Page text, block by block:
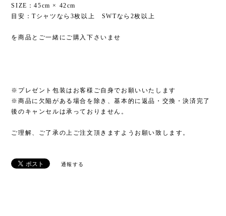
SIZE：45cm × 42cm
目安：Tシャツなら3枚以上 SWTなら2枚以上
を商品とご一緒にご購入下さいませ
※プレゼント包装はお客様ご自身でお願いいたします
※商品に欠陥がある場合を除き、基本的に返品・交換・決済完了
後のキャンセルは承っておりません。
ご理解、ご了承の上ご注文頂きますようお願い致します。
通報する